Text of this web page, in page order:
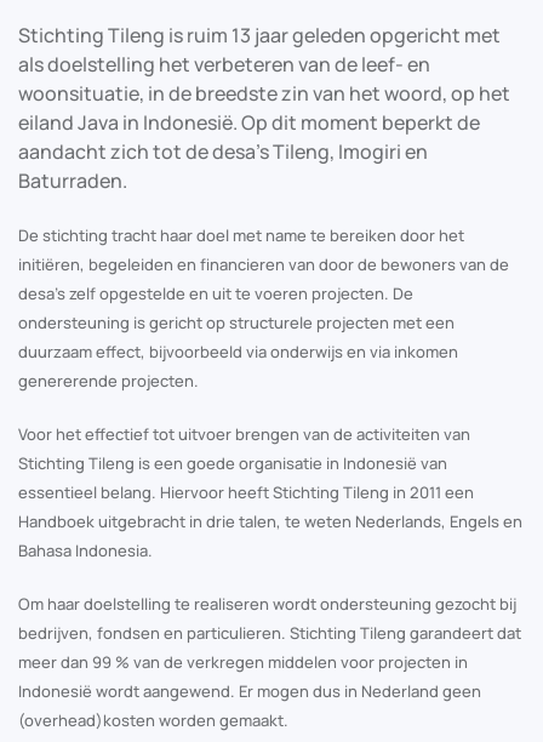
Stichting Tileng is ruim 13 jaar geleden opgericht met
als doelstelling het verbeteren van de leef- en
woonsituatie, in de breedste zin van het woord, op het
eiland Java in Indonesië. Op dit moment beperkt de
aandacht zich tot de desa’s Tileng, Imogiri en
Baturraden.
De stichting tracht haar doel met name te bereiken door het
initiëren, begeleiden en financieren van door de bewoners van de
desa’s zelf opgestelde en uit te voeren projecten. De
ondersteuning is gericht op structurele projecten met een
duurzaam effect, bijvoorbeeld via onderwijs en via inkomen
genererende projecten.
Voor het effectief tot uitvoer brengen van de activiteiten van
Stichting Tileng is een goede organisatie in Indonesië van
essentieel belang. Hiervoor heeft Stichting Tileng in 2011 een
Handboek uitgebracht in drie talen, te weten Nederlands, Engels en
Bahasa Indonesia.
Om haar doelstelling te realiseren wordt ondersteuning gezocht bij
bedrijven, fondsen en particulieren. Stichting Tileng garandeert dat
meer dan 99 % van de verkregen middelen voor projecten in
Indonesië wordt aangewend. Er mogen dus in Nederland geen
(overhead)kosten worden gemaakt.